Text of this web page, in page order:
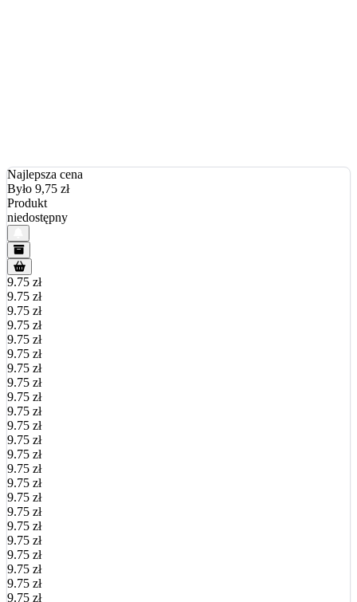
Najlepsza cena
Było 9,75 zł
Produkt
niedostępny
9.75 zł
9.75 zł
9.75 zł
9.75 zł
9.75 zł
9.75 zł
9.75 zł
9.75 zł
9.75 zł
9.75 zł
9.75 zł
9.75 zł
9.75 zł
9.75 zł
9.75 zł
9.75 zł
9.75 zł
9.75 zł
9.75 zł
9.75 zł
9.75 zł
9.75 zł
9.75 zł